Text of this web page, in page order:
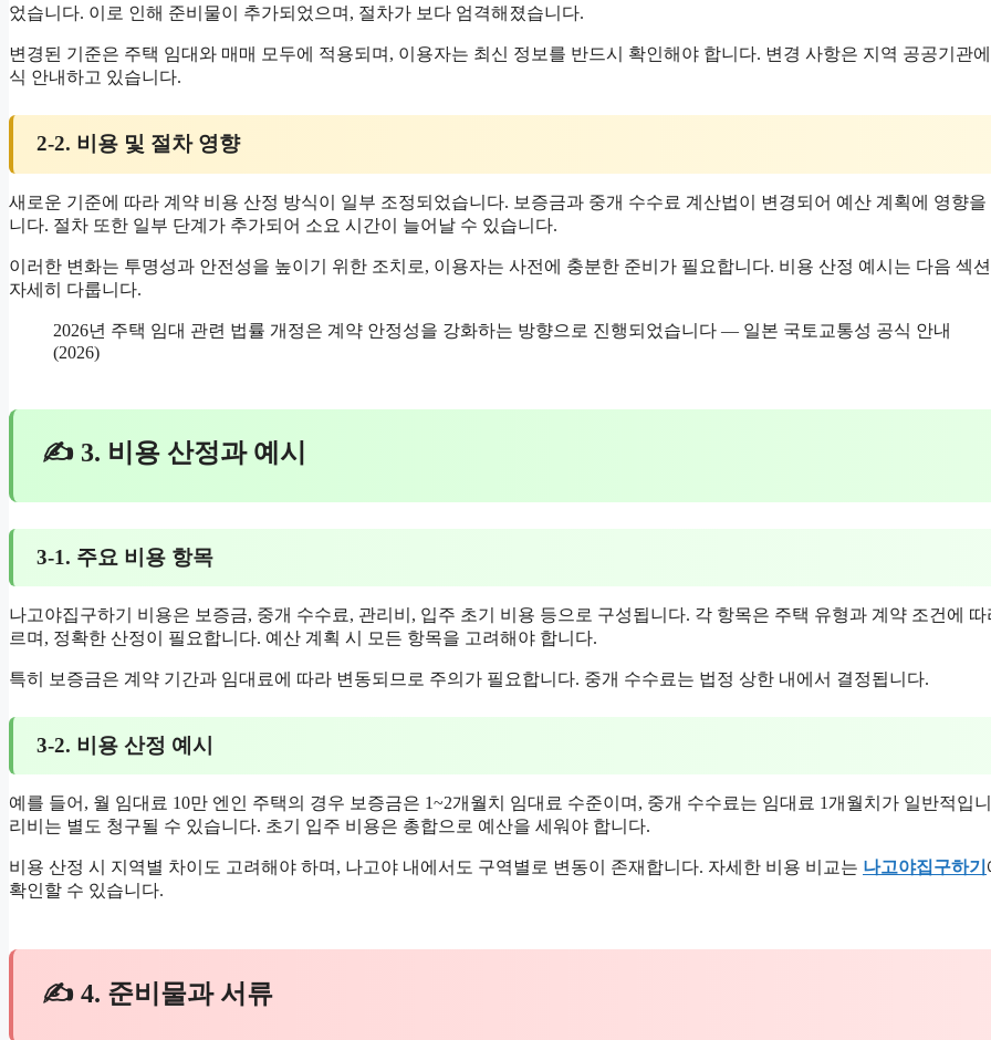
었습니다. 이로 인해 준비물이 추가되었으며, 절차가 보다 엄격해졌습니다.
변경된 기준은 주택 임대와 매매 모두에 적용되며, 이용자는 최신 정보를 반드시 확인해야 합니다. 변경 사항은 지역 공공기관
식 안내하고 있습니다.
2-2. 비용 및 절차 영향
새로운 기준에 따라 계약 비용 산정 방식이 일부 조정되었습니다. 보증금과 중개 수수료 계산법이 변경되어 예산 계획에 영향을
니다. 절차 또한 일부 단계가 추가되어 소요 시간이 늘어날 수 있습니다.
이러한 변화는 투명성과 안전성을 높이기 위한 조치로, 이용자는 사전에 충분한 준비가 필요합니다. 비용 산정 예시는 다음 섹
자세히 다룹니다.
2026년 주택 임대 관련 법률 개정은 계약 안정성을 강화하는 방향으로 진행되었습니다 — 일본 국토교통성 공식 안내
(2026)
✍ 3. 비용 산정과 예시
3-1. 주요 비용 항목
나고야집구하기 비용은 보증금, 중개 수수료, 관리비, 입주 초기 비용 등으로 구성됩니다. 각 항목은 주택 유형과 계약 조건에 따
르며, 정확한 산정이 필요합니다. 예산 계획 시 모든 항목을 고려해야 합니다.
특히 보증금은 계약 기간과 임대료에 따라 변동되므로 주의가 필요합니다. 중개 수수료는 법정 상한 내에서 결정됩니다.
3-2. 비용 산정 예시
예를 들어, 월 임대료 10만 엔인 주택의 경우 보증금은 1~2개월치 임대료 수준이며, 중개 수수료는 임대료 1개월치가 일반적입
리비는 별도 청구될 수 있습니다. 초기 입주 비용은 총합으로 예산을 세워야 합니다.
비용 산정 시 지역별 차이도 고려해야 하며, 나고야 내에서도 구역별로 변동이 존재합니다. 자세한 비용 비교는 나고야집구하기
확인할 수 있습니다.
✍ 4. 준비물과 서류